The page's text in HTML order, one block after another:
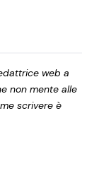
web a
non mente alle
scrivere è